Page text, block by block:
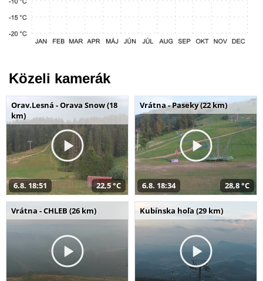
Közeli kamerák
Orav.Lesná - Orava Snow (18
km)
6.8. 18:51 22,5 °C
Vrátna - Paseky (22 km)
6.8. 18:34 28,8 °C
Vrátna - CHLEB (26 km) Kubínska hoľa (29 km)